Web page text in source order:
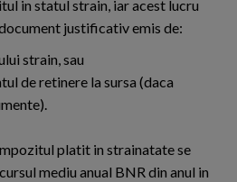
in statul strain, iar acest lucru
justificativ emis de:
strain, sau
de retinere la sursa (daca
platit in strainatate se
mediu anual BNR din anul in